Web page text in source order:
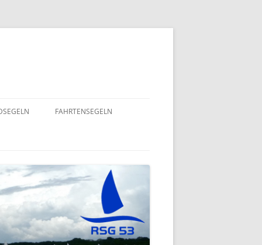
UND
2022
FAHRTENSEGELN
EINE HERZENSANGELEGENHEIT
VON UNSEREM SPORTSFREUND
STEFAN GOSSING!
SOMMERFLOTTILLE 2024 – „VIEL-
INSEL-TOUR“